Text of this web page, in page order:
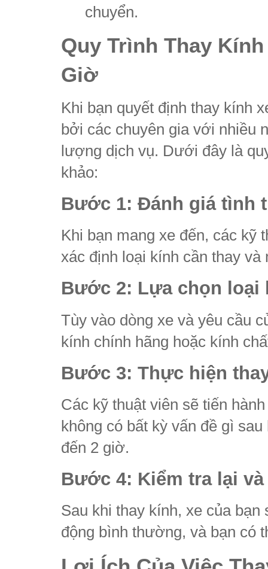
chuyển.
Quy Trình Thay
Giờ
Khi bạn quyết định thay kính
bởi các chuyên gia với nhiều
lượng dịch vụ. Dưới đây là
khảo:
Bước 1: Đánh giá tình
Khi bạn mang xe đến, các kỹ
xác định loại kính cần thay
Bước 2: Lựa chọn loại
Tùy vào dòng xe và yêu cầu
kính chính hãng hoặc kính
Bước 3: Thực hiện
Các kỹ thuật viên sẽ tiến
không có bất kỳ vấn đề gì
đến 2 giờ.
Bước 4: Kiểm tra lại
Sau khi thay kính, xe của
động bình thường, và bạn có